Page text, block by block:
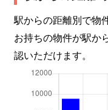
駅からの距離別で物
お持ちの物件が駅か
認いただけます。